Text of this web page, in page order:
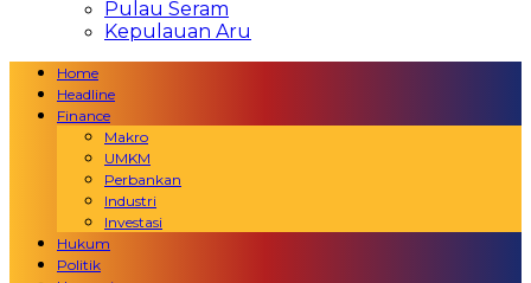
Pulau Seram
Kepulauan Aru
Home
Headline
Finance
Makro
UMKM
Perbankan
Industri
Investasi
Hukum
Politik